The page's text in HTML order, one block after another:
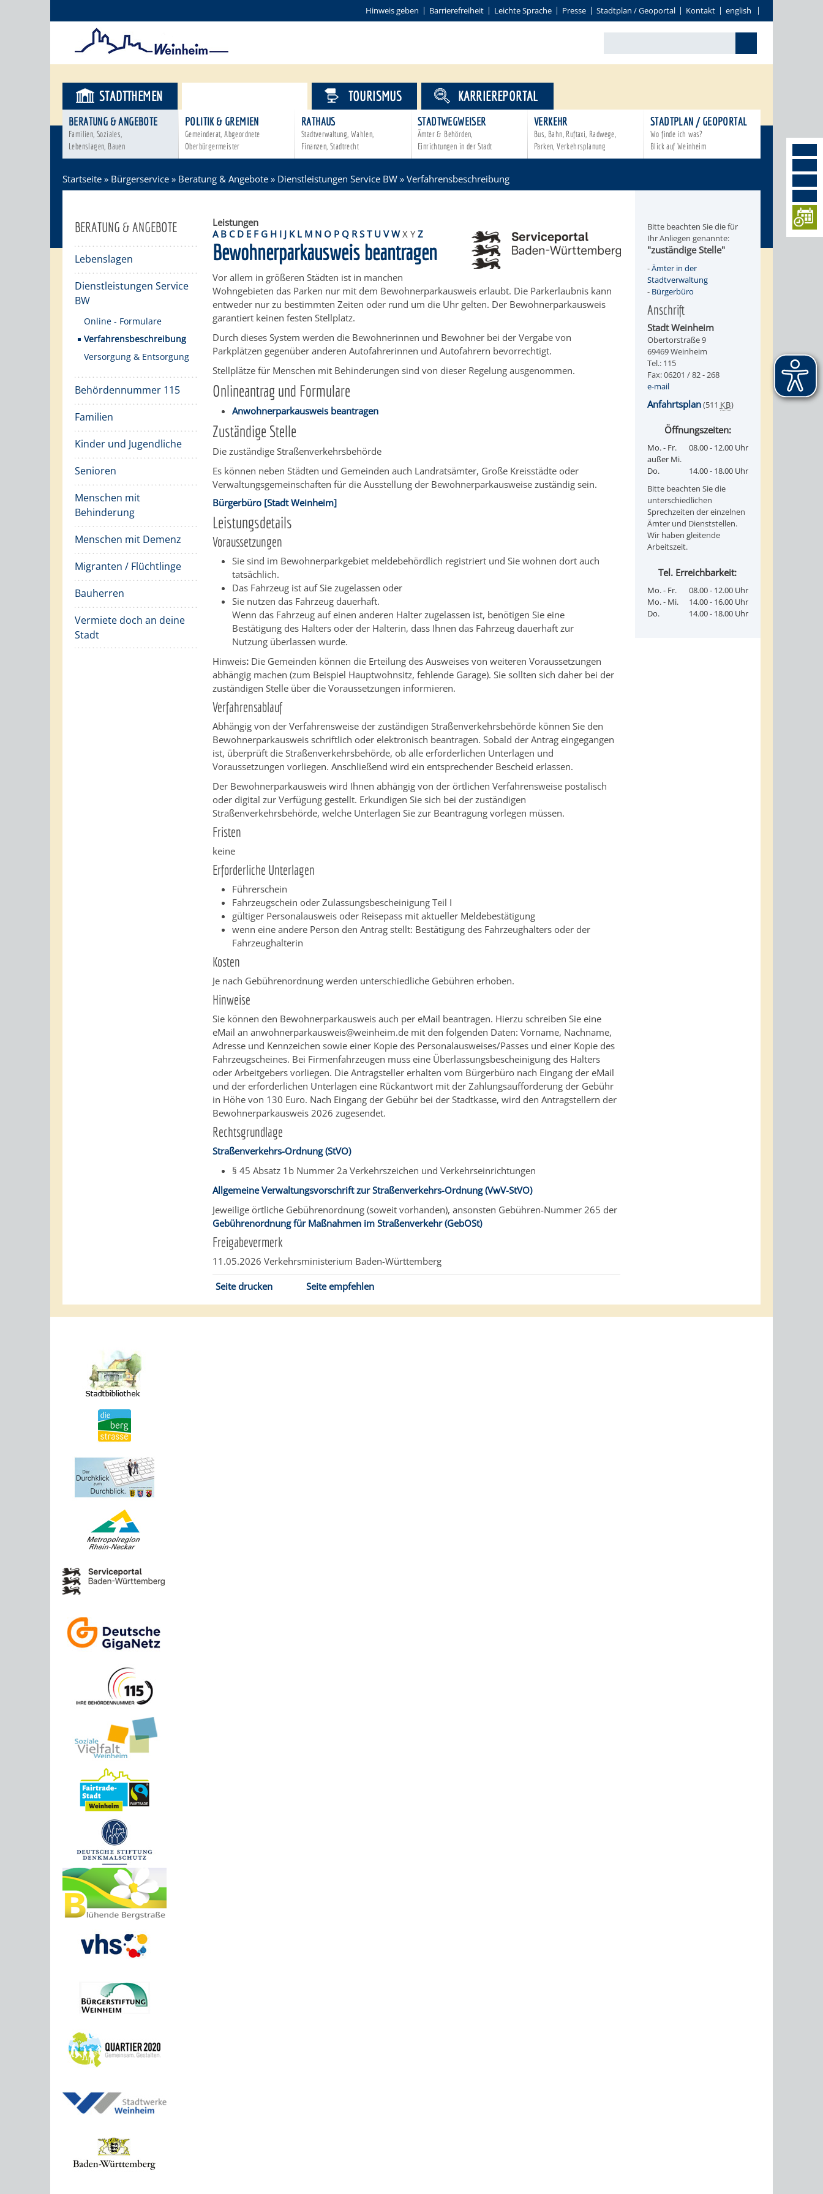
Hinweis geben Barrierefreiheit Leichte Sprache Presse Stadtplan / Geoportal Kontakt english
STADTTHEMEN
BERATUNG & ANGEBOTE
Familien, Soziales,
Lebenslagen, Bauen
POLITIK & GREMIEN
Gemeinderat, Abgeordnete
Oberbürgermeister
RATHAUS
Stadtverwaltung, Wahlen,
Finanzen, Stadtrecht
STADTWEGWEISER
Ämter & Behörden,
Einrichtungen in der Stadt
VERKEHR
Bus, Bahn, Ruftaxi, Radwege,
Parken, Verkehrsplanung
STADTPLAN / GEOPORTAL
Wo finde ich was?
Blick auf Weinheim
TOURISMUS KARRIEREPORTAL
Startseite » Bürgerservice » Beratung & Angebote » Dienstleistungen Service BW » Verfahrensbeschreibung
BERATUNG & ANGEBOTE
Lebenslagen
Dienstleistungen Service
BW
Online - Formulare
Verfahrensbeschreibung
Versorgung & Entsorgung
Behördennummer 115
Familien
Kinder und Jugendliche
Senioren
Menschen mit
Behinderung
Menschen mit Demenz
Migranten / Flüchtlinge
Bauherren
Vermiete doch an deine
Stadt
Leistungen
A B C D E F G H I J K L M N O P Q R S T U V W X Y Z
Bewohnerparkausweis beantragen
Vor allem in größeren Städten ist in manchen
Wohngebieten das Parken nur mit dem Bewohnerparkausweis erlaubt. Die Parkerlaubnis kann
entweder nur zu bestimmten Zeiten oder rund um die Uhr gelten. Der Bewohnerparkausweis
garantiert keinen festen Stellplatz.
Durch dieses System werden die Bewohnerinnen und Bewohner bei der Vergabe von
Parkplätzen gegenüber anderen Autofahrerinnen und Autofahrern bevorrechtigt.
Stellplätze für Menschen mit Behinderungen sind von dieser Regelung ausgenommen.
Onlineantrag und Formulare
Anwohnerparkausweis beantragen
Zuständige Stelle
Die zuständige Straßenverkehrsbehörde
Es können neben Städten und Gemeinden auch Landratsämter, Große Kreisstädte oder
Verwaltungsgemeinschaften für die Ausstellung der Bewohnerparkausweise zuständig sein.
Bürgerbüro [Stadt Weinheim]
Leistungsdetails
Voraussetzungen
Sie sind im Bewohnerparkgebiet meldebehördlich registriert und Sie wohnen dort auch
tatsächlich.
Das Fahrzeug ist auf Sie zugelassen oder
Sie nutzen das Fahrzeug dauerhaft.
Wenn das Fahrzeug auf einen anderen Halter zugelassen ist, benötigen Sie eine
Bestätigung des Halters oder der Halterin, dass Ihnen das Fahrzeug dauerhaft zur
Nutzung überlassen wurde.
Hinweis: Die Gemeinden können die Erteilung des Ausweises von weiteren Voraussetzungen
abhängig machen (zum Beispiel Hauptwohnsitz, fehlende Garage). Sie sollten sich daher bei der
zuständigen Stelle über die Voraussetzungen informieren.
Verfahrensablauf
Abhängig von der Verfahrensweise der zuständigen Straßenverkehrsbehörde können Sie den
Bewohnerparkausweis schriftlich oder elektronisch beantragen. Sobald der Antrag eingegangen
ist, überprüft die Straßenverkehrsbehörde, ob alle erforderlichen Unterlagen und
Voraussetzungen vorliegen. Anschließend wird ein entsprechender Bescheid erlassen.
Der Bewohnerparkausweis wird Ihnen abhängig von der örtlichen Verfahrensweise postalisch
oder digital zur Verfügung gestellt. Erkundigen Sie sich bei der zuständigen
Straßenverkehrsbehörde, welche Unterlagen Sie zur Beantragung vorlegen müssen.
Fristen
keine
Erforderliche Unterlagen
Führerschein
Fahrzeugschein oder Zulassungsbescheinigung Teil I
gültiger Personalausweis oder Reisepass mit aktueller Meldebestätigung
wenn eine andere Person den Antrag stellt: Bestätigung des Fahrzeughalters oder der
Fahrzeughalterin
Kosten
Je nach Gebührenordnung werden unterschiedliche Gebühren erhoben.
Hinweise
Sie können den Bewohnerparkausweis auch per eMail beantragen. Hierzu schreiben Sie eine
eMail an anwohnerparkausweis@weinheim.de mit den folgenden Daten: Vorname, Nachname,
Adresse und Kennzeichen sowie einer Kopie des Personalausweises/Passes und einer Kopie des
Fahrzeugscheines. Bei Firmenfahrzeugen muss eine Überlassungsbescheinigung des Halters
oder Arbeitgebers vorliegen. Die Antragsteller erhalten vom Bürgerbüro nach Eingang der eMail
und der erforderlichen Unterlagen eine Rückantwort mit der Zahlungsaufforderung der Gebühr
in Höhe von 130 Euro. Nach Eingang der Gebühr bei der Stadtkasse, wird den Antragstellern der
Bewohnerparkausweis 2026 zugesendet.
Rechtsgrundlage
Straßenverkehrs-Ordnung (StVO)
§ 45 Absatz 1b Nummer 2a Verkehrszeichen und Verkehrseinrichtungen
Allgemeine Verwaltungsvorschrift zur Straßenverkehrs-Ordnung (VwV-StVO)
Jeweilige örtliche Gebührenordnung (soweit vorhanden), ansonsten Gebühren-Nummer 265 der
Gebührenordnung für Maßnahmen im Straßenverkehr (GebOSt)
Freigabevermerk
11.05.2026 Verkehrsministerium Baden-Württemberg
Seite drucken Seite empfehlen
Bitte beachten Sie die für
Ihr Anliegen genannte:
"zuständige Stelle"
-Ämter in der
Stadtverwaltung
- Bürgerbüro
Anschrift
Stadt Weinheim
Obertorstraße 9
69469 Weinheim
Tel.: 115
Fax: 06201 / 82 - 268
e-mail
Anfahrtsplan(511 KB)
Öffnungszeiten:
Mo. - Fr.
außer Mi.
08.00 - 12.00 Uhr
Do.
14.00 - 18.00 Uhr
Bitte beachten Sie die
unterschiedlichen
Sprechzeiten der einzelnen
Ämter und Dienststellen.
Wir haben gleitende
Arbeitszeit.
Tel. Erreichbarkeit:
Mo. - Fr.
08.00 - 12.00 Uhr
Mo. - Mi.
14.00 - 16.00 Uhr
Do.
14.00 - 18.00 Uhr